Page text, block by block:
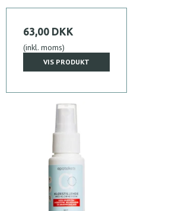
63,00 DKK
(inkl. moms)
VIS PRODUKT